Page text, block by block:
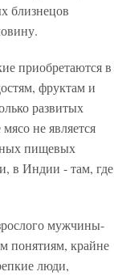
близнецов
приобретаются в
фруктам и
развитых
не является
пищевых
в Индии - там, где
мужчины-
понятиям, крайне
люди,